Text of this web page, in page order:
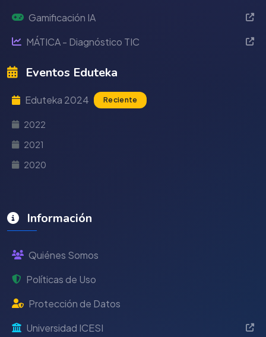
Gamificación IA
MÁTICA - Diagnóstico TIC
Eventos Eduteka
Eduteka 2024 Reciente
2022
2021
2020
Información
Quiénes Somos
Políticas de Uso
Protección de Datos
Universidad ICESI